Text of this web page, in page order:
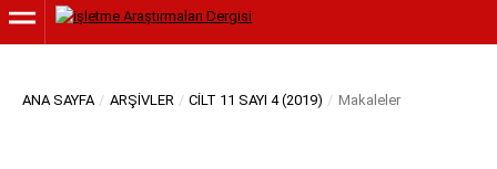
ANA SAYFA / ARŞIVLER / CILT 11 SAYI 4 (2019) / Makaleler